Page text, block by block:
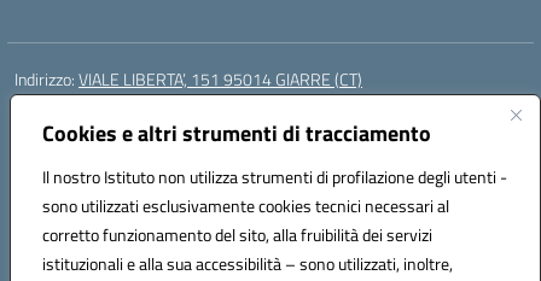
Cookies e altri strumenti di tracciamento
Il nostro Istituto non utilizza strumenti di profilazione degli utenti -
sono utilizzati esclusivamente cookies tecnici necessari al
corretto funzionamento del sito, alla fruibilità dei servizi
istituzionali e alla sua accessibilità – sono utilizzati, inoltre,
Indirizzo:VIALE LIBERTA’, 151 95014 GIARRE (CT)
Centralino:
Posta elettronica certificata (PEC):ctmm151004@pec.istruzione.it
Codice fiscale: 92032760875
Codice meccanografico:CTMM151004
Codice Indice delle Pubbliche Amministrazioni (IPA): cpiacd
Codice unico di fatturazione (CUF): UF783Q